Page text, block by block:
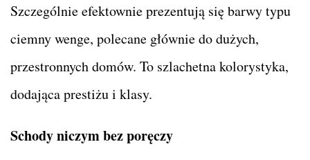
Szczególnie efektownie prezentują się barwy typu
ciemny wenge, polecane głównie do dużych,
przestronnych domów. To szlachetna kolorystyka,
dodająca prestiżu i klasy.
Schody niczym bez poręczy